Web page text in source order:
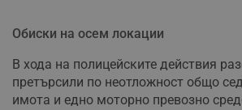
Обиски на осем локации
В хода на полицейските действия
претърсили по неотложност общо
имота и едно моторно превозно